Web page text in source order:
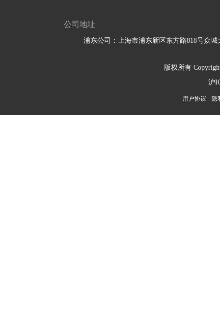
公司地址
浦东公司：上海市浦东新区东方路818号众城
版权所有
沪
用户协议 隐